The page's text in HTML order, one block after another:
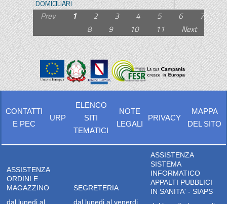
DOMICILIARI
Prev 1 2 3 4 5 6
7
8
9 10 11 Next
CONTATTI
E PEC
URP
ELENCO
SITI
TEMATICI
NOTE
LEGALI
PRIVACY
MAPPA
DEL SITO
ASSISTENZA
ORDINI E
MAGAZZINO
dal lunedi al
SEGRETERIA
dal lunedi al venerdi
ASSISTENZA
SISTEMA
INFORMATICO
APPALTI PUBBLICI
IN SANITA' - SIAPS